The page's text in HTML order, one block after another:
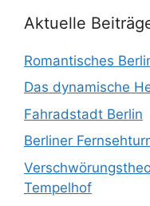
Aktuelle
Romantisches
Das dynamische
Fahradstadt Berlin
Berliner
Tempelhof